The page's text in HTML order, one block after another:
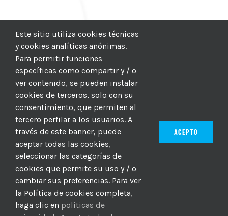
© 2012–2025 |CICIC| Hosting: Hosting Para PYMES
MBAGIO.COM
| Todos los derechos reservados
FacebookTwitterYouTube
Este sitio utiliza cookies técnicas
y cookies analíticas anónimas.
Para permitir funciones
específicas como compartir y / o
ver contenido, se pueden instalar
cookies de terceros, solo con su
consentimiento, que permiten al
tercero perfilar a los usuarios. A
través de este banner, puede
aceptar todas las cookies,
seleccionar las categorías de
cookies que permite su uso y / o
cambiar sus preferencias. Para ver
la Política de cookies completa,
haga clic en politicas de
ACEPTO